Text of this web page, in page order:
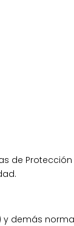
de Protección
y demás